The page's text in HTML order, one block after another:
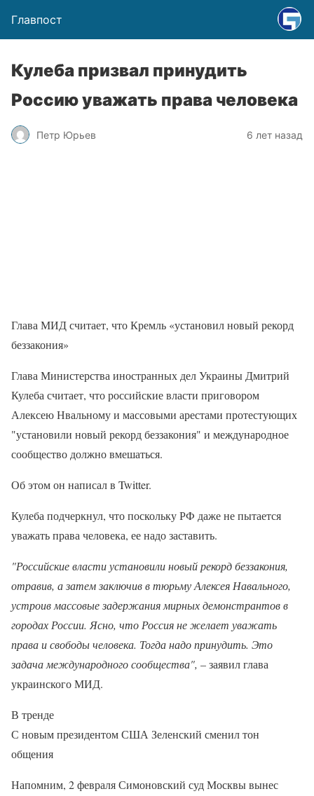
Главпост
Кулеба призвал принудить
Россию уважать права человека
Петр Юрьев 6 лет назад
Глава МИД считает, что Кремль «установил новый рекорд
беззакония»
Глава Министерства иностранных дел Украины Дмитрий
Кулеба считает, что российские власти приговором
Алексею Нвальному и массовыми арестами протестующих
"установили новый рекорд беззакония" и международное
сообщество должно вмешаться.
Об этом он написал в Twitter.
Кулеба подчеркнул, что поскольку РФ даже не пытается
уважать права человека, ее надо заставить.
"Российские власти установили новый рекорд беззакония,
отравив, а затем заключив в тюрьму Алексея Навального,
устроив массовые задержания мирных демонстрантов в
городах России. Ясно, что Россия не желает уважать
права и свободы человека. Тогда надо принудить. Это
задача международного сообщества", – заявил глава
украинского МИД.
В тренде
С новым президентом США Зеленский сменил тон
общения
Напомним, 2 февраля Симоновский суд Москвы вынес